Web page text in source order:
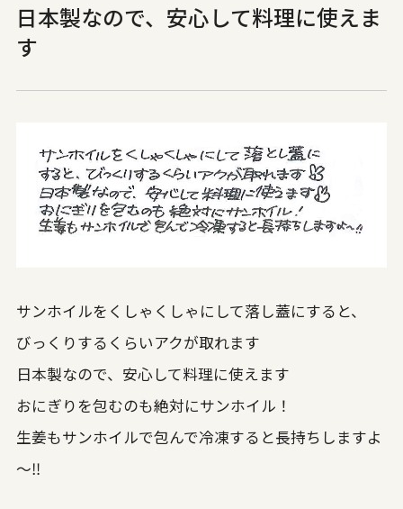
日本製なので、安心して料理に使えま
す
サンホイルをくしゃくしゃにして落し蓋にすると、
びっくりするくらいアクが取れます
日本製なので、安心して料理に使えます
おにぎりを包むのも絶対にサンホイル！
生姜もサンホイルで包んで冷凍すると長持ちしますよ
～‼